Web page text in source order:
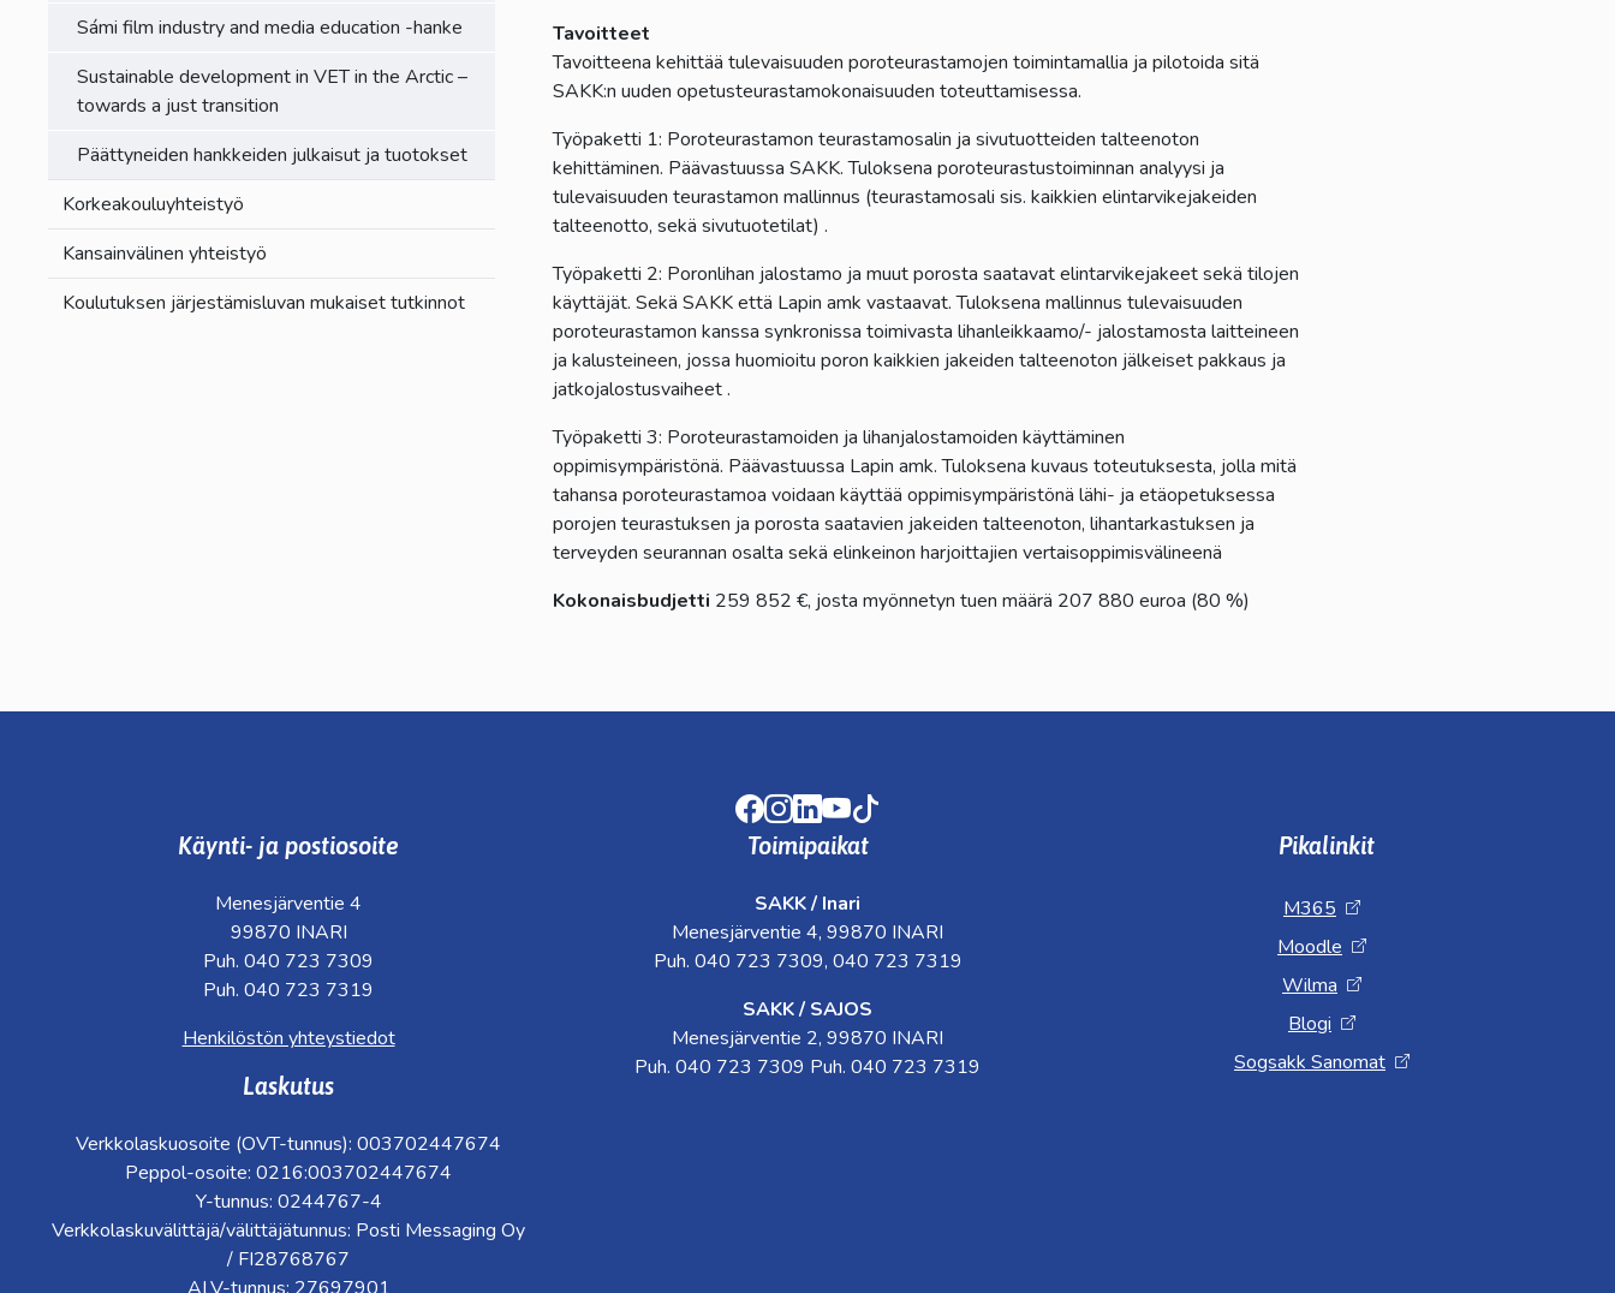
Sámi film industry and media education -hanke
Sustainable development in VET in the Arctic –
towards a just transition
Päättyneiden hankkeiden julkaisut ja tuotokset
Korkeakouluyhteistyö
Kansainvälinen yhteistyö
Koulutuksen järjestämisluvan mukaiset tutkinnot
Tavoitteet
Tavoitteena kehittää tulevaisuuden poroteurastamojen toimintamallia ja pilotoida sitä
SAKK:n uuden opetusteurastamokonaisuuden toteuttamisessa.
Työpaketti 1: Poroteurastamon teurastamosalin ja sivutuotteiden talteenoton
kehittäminen. Päävastuussa SAKK. Tuloksena poroteurastustoiminnan analyysi ja
tulevaisuuden teurastamon mallinnus (teurastamosali sis. kaikkien elintarvikejakeiden
talteenotto, sekä sivutuotetilat) .
Työpaketti 2: Poronlihan jalostamo ja muut porosta saatavat elintarvikejakeet sekä tilojen
käyttäjät. Sekä SAKK että Lapin amk vastaavat. Tuloksena mallinnus tulevaisuuden
poroteurastamon kanssa synkronissa toimivasta lihanleikkaamo/- jalostamosta laitteineen
ja kalusteineen, jossa huomioitu poron kaikkien jakeiden talteenoton jälkeiset pakkaus ja
jatkojalostusvaiheet .
Työpaketti 3: Poroteurastamoiden ja lihanjalostamoiden käyttäminen
oppimisympäristönä. Päävastuussa Lapin amk. Tuloksena kuvaus toteutuksesta, jolla mitä
tahansa poroteurastamoa voidaan käyttää oppimisympäristönä lähi- ja etäopetuksessa
porojen teurastuksen ja porosta saatavien jakeiden talteenoton, lihantarkastuksen ja
terveyden seurannan osalta sekä elinkeinon harjoittajien vertaisoppimisvälineenä
Kokonaisbudjetti 259 852 €, josta myönnetyn tuen määrä 207 880 euroa (80 %)
Facebook
Instagram
LinkedIn
Youtube
Käynti- ja postiosoite
Menesjärventie 4
99870 INARI
Puh. 040 723 7309
Puh. 040 723 7319
Henkilöstön yhteystiedot
Laskutus
Verkkolaskuosoite (OVT-tunnus): 003702447674
Peppol-osoite: 0216:003702447674
Y-tunnus: 0244767-4
Verkkolaskuvälittäjä/välittäjätunnus: Posti Messaging Oy
/ FI28768767
Toimipaikat
SAKK / Inari
Menesjärventie 4, 99870 INARI
Puh. 040 723 7309, 040 723 7319
SAKK / SAJOS
Menesjärventie 2, 99870 INARI
Puh. 040 723 7309 Puh. 040 723 7319
Pikalinkit
M365
Moodle
Wilma
Blogi
Sogsakk Sanomat